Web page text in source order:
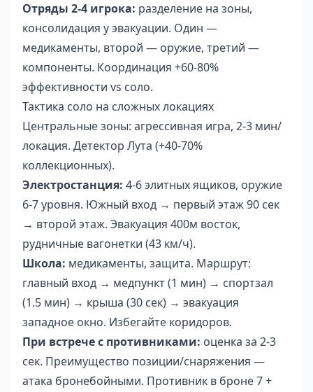
Отряды 2-4 игрока: разделение на зоны,
консолидация у эвакуации. Один —
медикаменты, второй — оружие, третий —
компоненты. Координация +60-80%
эффективности vs соло.
Тактика соло на сложных локациях
Центральные зоны: агрессивная игра, 2-3 мин/
локация. Детектор Лута (+40-70%
коллекционных).
Электростанция: 4-6 элитных ящиков, оружие
6-7 уровня. Южный вход → первый этаж 90 сек
→ второй этаж. Эвакуация 400м восток,
рудничные вагонетки (43 км/ч).
Школа: медикаменты, защита. Маршрут:
главный вход → медпункт (1 мин) → спортзал
(1.5 мин) → крыша (30 сек) → эвакуация
западное окно. Избегайте коридоров.
При встрече с противниками: оценка за 2-3
сек. Преимущество позиции/снаряжения —
атака бронебойными. Противник в броне 7 +